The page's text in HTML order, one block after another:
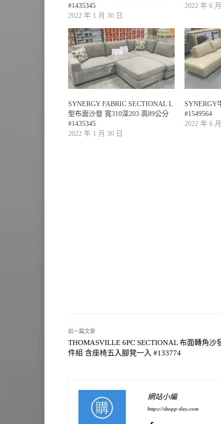
#1435345
2022 年 1 月 30 日
2022 年 6
SYNERGY FABRIC SECTIONAL L
型布面沙發 寬310深203 高89公分
#1435345
2022 年 1 月 30 日
SYNERGY
#1549564
2022 年 6
前一篇文章
THOMASVILLE 6PC SECTIONAL 布面轉角沙
件組 含座椅五入腳凳一入 #133774
網站小編
https://shopp-day.com